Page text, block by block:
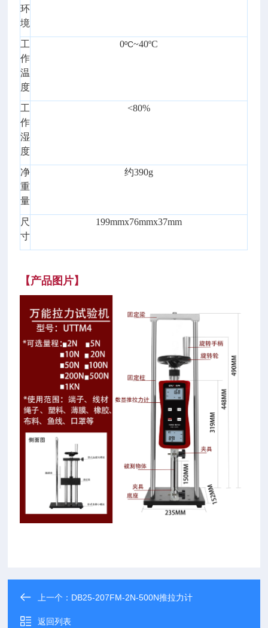
环
境
工
作
温
度
0ºC~40ºC
工
作
湿
度
<80%
净
重
量
约390g
尺
寸
199mmx76mmx37mm
【产品图片】
上一个： DB25-207FM-2N-500N推拉力计
返回列表